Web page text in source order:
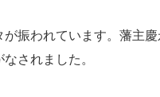
振われています。藩主
されました。